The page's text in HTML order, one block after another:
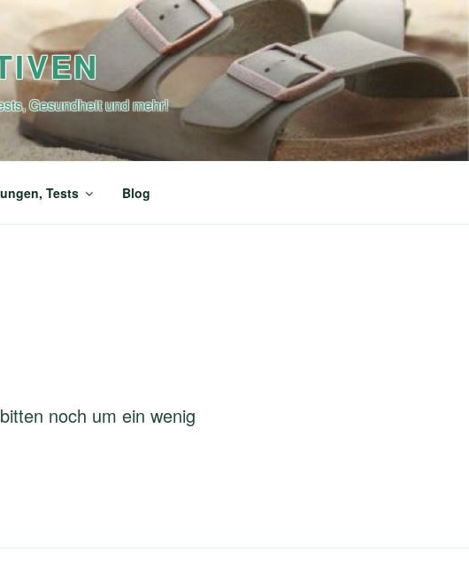
Gesundheit und mehr!
Tests Blog
noch um ein wenig